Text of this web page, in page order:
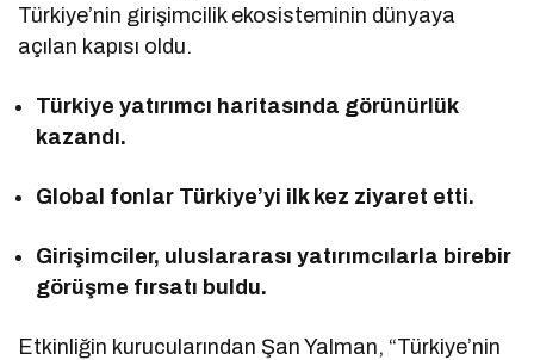
Türkiye’nin girişimcilik ekosisteminin dünyaya
açılan kapısı oldu.
Türkiye yatırımcı haritasında görünürlük
kazandı.
Global fonlar Türkiye’yi ilk kez ziyaret etti.
Girişimciler, uluslararası yatırımcılarla birebir
görüşme fırsatı buldu.
Etkinliğin kurucularından Şan Yalman, “Türkiye’nin